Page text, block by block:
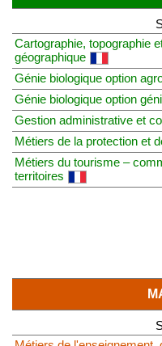
Cartographie, topographie
géographique
Génie biologique option
Génie biologique option
Gestion administrative et
Métiers de la protection et
Métiers du tourisme –
territoires